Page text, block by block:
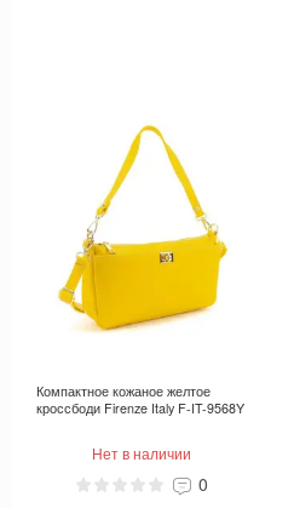
Компактное кожаное желтое
кроссбоди Firenze Italy F-IT-9568Y
Нет в наличии
0